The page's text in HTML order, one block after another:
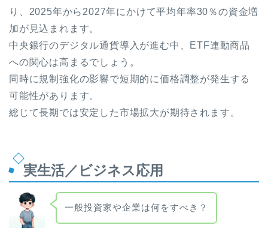
り、2025年から2027年にかけて平均年率30％の資金増
加が見込まれます。
中央銀行のデジタル通貨導入が進む中、ETF連動商品
への関心は高まるでしょう。
同時に規制強化の影響で短期的に価格調整が発生する
可能性があります。
総じて長期では安定した市場拡大が期待されます。
実生活／ビジネス応用
一般投資家や企業は何をすべき？